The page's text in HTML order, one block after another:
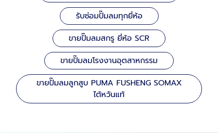
รับซ่อมปั๊มลมทุกยี่ห้อ
ขายปั๊มลมสกรู ยี่ห้อ SCR
ขายปั๊มลมโรงงานอุตสาหกรรม
ขายปั๊มลมลูกสูบ PUMA FUSHENG SOMAX
ไต้หวันแท้